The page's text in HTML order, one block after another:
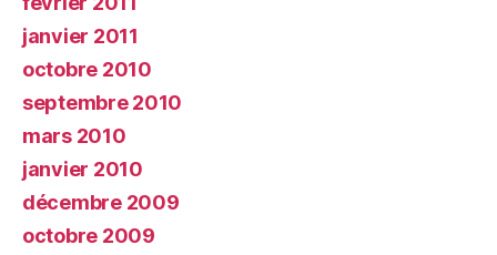
janvier 2011
octobre 2010
septembre 2010
mars 2010
janvier 2010
décembre 2009
octobre 2009